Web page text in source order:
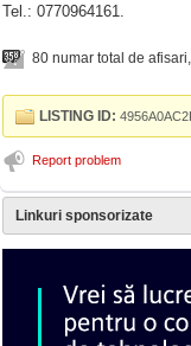
Tel.: 0770964161.
80 numar total de
LISTING ID:
Report problem
Linkuri sponsorizate